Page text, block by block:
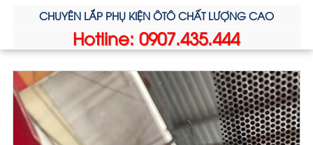
CHUYÊN LẮP PHỤ KIỆN ÔTÔ CHẤT LƯỢNG CAO
Hotline: 0907.435.444